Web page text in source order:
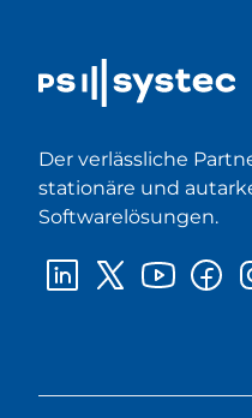
Der verlässliche
stationäre und
Softwarelösungen.